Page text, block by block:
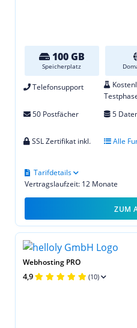
100 GB
Speicherplatz
Telefonsupport
50 Postfächer 5
SSL Zertifikat inkl.
Alle
Vertragslaufzeit: 12 Monate
Tarifdetails
ZUM
Webhosting PRO
4,9 (10)